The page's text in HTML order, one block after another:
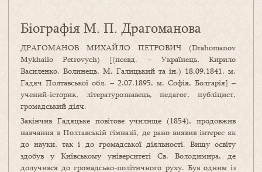
Біографія М. П. Драгоманова
ДРАГОМАНОВ МИХАЙЛО ПЕТРОВИЧ (Drahomanov
Mykhailo Petrovych) [(псевд. – Українець, Кирило
Василенко, Волинець, М. Галицький та ін.) 18.09.1841, м.
Гадяч Полтавської обл. – 2.07.1895, м. Софія, Болгарія] –
учений-історик, літературознавець, педагог, публіцист,
громадський діяч.
Закінчив Гадяцьке повітове училище (1854), продовжив
навчання в Полтавській гімназії, де рано виявив інтерес як
до науки, так і до громадської діяльності. Вищу освіту
здобув у Київському університеті Св. Володимира, де
долучився до громадсько-політичного руху. Був одним із